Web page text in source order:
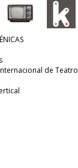
de Teatro